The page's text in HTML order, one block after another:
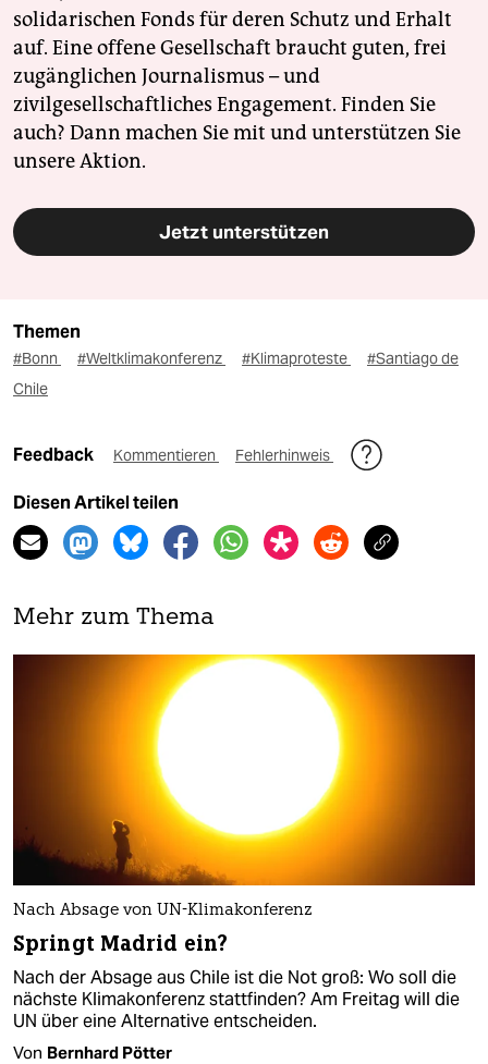
solidarischen Fonds für deren Schutz und Erhalt
auf. Eine offene Gesellschaft braucht guten, frei
zugänglichen Journalismus – und
zivilgesellschaftliches Engagement. Finden Sie
auch? Dann machen Sie mit und unterstützen Sie
unsere Aktion.
Jetzt unterstützen
Themen
#Bonn #Weltklimakonferenz #Klimaproteste
#Santiago de
Chile
Feedback Kommentieren Fehlerhinweis
Diesen Artikel teilen
Mehr zum Thema
Nach Absage von UN-Klimakonferenz
Springt Madrid ein?
Nach der Absage aus Chile ist die Not groß: Wo soll die
nächste Klimakonferenz stattfinden? Am Freitag will die
UN über eine Alternative entscheiden.
Von Bernhard Pötter